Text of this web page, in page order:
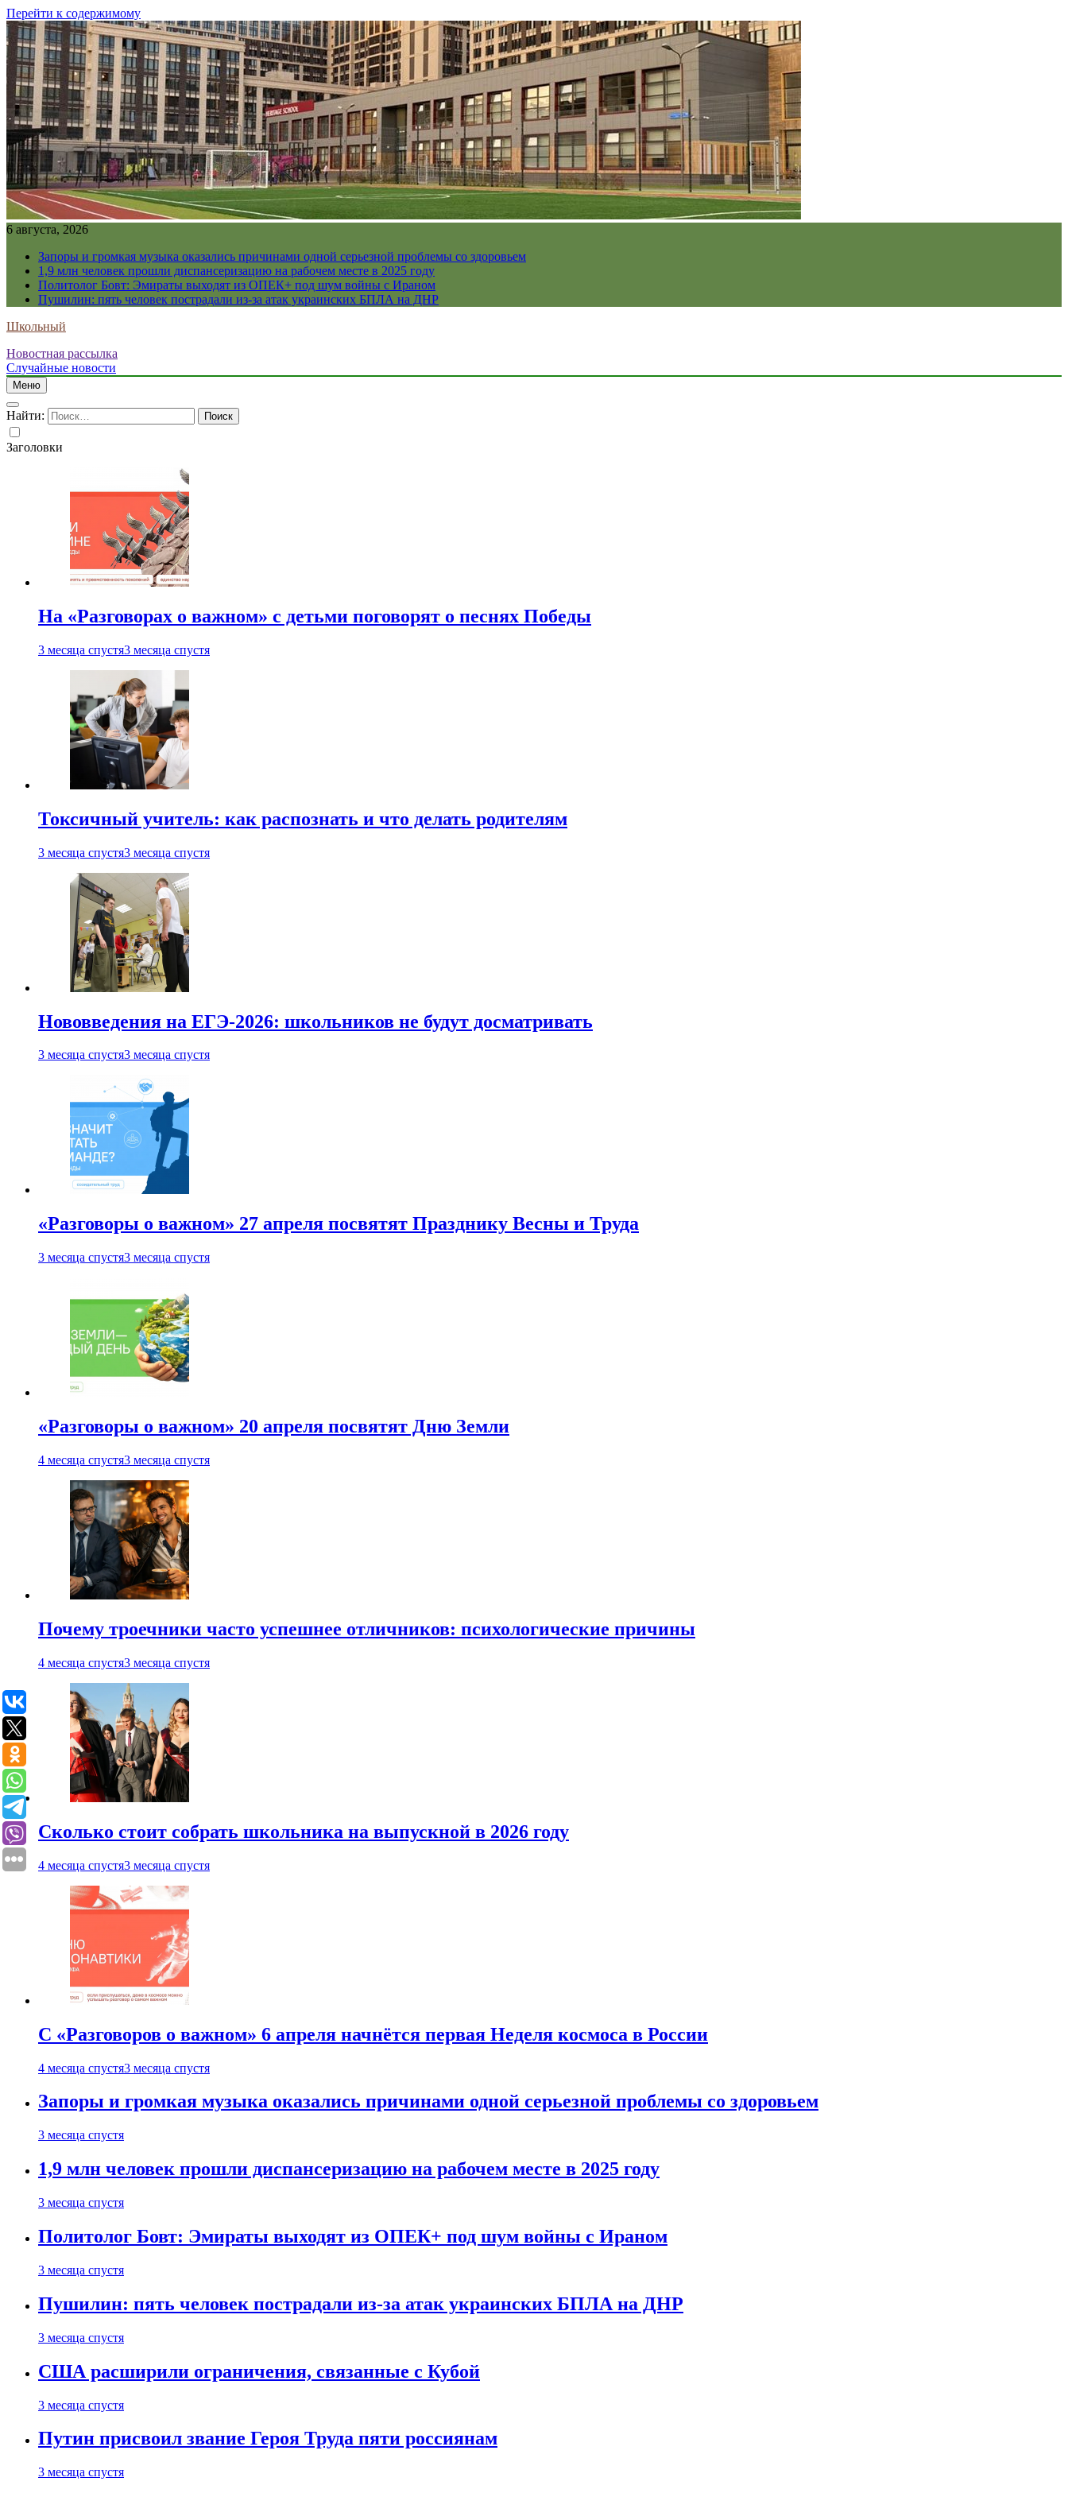
Перейти к содержимому
6 августа, 2026
Запоры и громкая музыка оказались причинами одной серьезной проблемы со здоровьем
1,9 млн человек прошли диспансеризацию на рабочем месте в 2025 году
Политолог Бовт: Эмираты выходят из ОПЕК+ под шум войны с Ираном
Пушилин: пять человек пострадали из-за атак украинских БПЛА на ДНР
Школьный
Новостная рассылка
Случайные новости
Меню
Найти:
Заголовки
На «Разговорах о важном» с детьми поговорят о песнях Победы
3 месяца спустя3 месяца спустя
Токсичный учитель: как распознать и что делать родителям
3 месяца спустя3 месяца спустя
Нововведения на ЕГЭ-2026: школьников не будут досматривать
3 месяца спустя3 месяца спустя
«Разговоры о важном» 27 апреля посвятят Празднику Весны и Труда
3 месяца спустя3 месяца спустя
«Разговоры о важном» 20 апреля посвятят Дню Земли
4 месяца спустя3 месяца спустя
Почему троечники часто успешнее отличников: психологические причины
4 месяца спустя3 месяца спустя
Сколько стоит собрать школьника на выпускной в 2026 году
4 месяца спустя3 месяца спустя
С «Разговоров о важном» 6 апреля начнётся первая Неделя космоса в России
4 месяца спустя3 месяца спустя
Запоры и громкая музыка оказались причинами одной серьезной проблемы со здоровьем
3 месяца спустя
1,9 млн человек прошли диспансеризацию на рабочем месте в 2025 году
3 месяца спустя
Политолог Бовт: Эмираты выходят из ОПЕК+ под шум войны с Ираном
3 месяца спустя
Пушилин: пять человек пострадали из-за атак украинских БПЛА на ДНР
3 месяца спустя
США расширили ограничения, связанные с Кубой
3 месяца спустя
Путин присвоил звание Героя Труда пяти россиянам
3 месяца спустя